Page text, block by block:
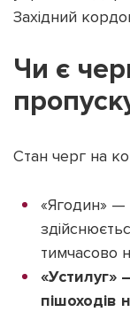
Наші соц мережі
Західний
Чи є
Стан черг на
«Ягодин» —
тимчасово
«Устилуг»
пішоходів